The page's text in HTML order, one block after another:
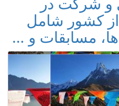
و شرکت در
از کشور شامل
مسابقات و ...